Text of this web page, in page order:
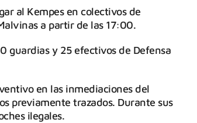
al Kempes en colectivos de
a partir de las 17:00.
guardias y 25 efectivos de Defensa
en las inmediaciones del
previamente trazados. Durante sus
ilegales.